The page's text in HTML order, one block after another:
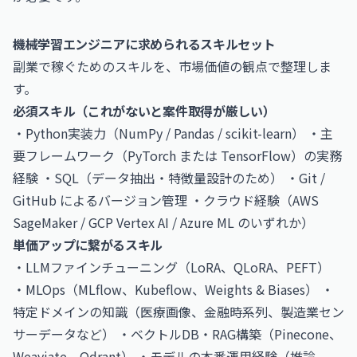
機械学習エンジニアに求められるスキルセット
副業で稼ぐためのスキルを、市場価値の観点で整理しま
す。
必須スキル（これがないと案件取得が厳しい）
・Python実装力（NumPy / Pandas / scikit-learn） ・主
要フレームワーク（PyTorch または TensorFlow）の実務
経験 ・SQL（データ抽出・特徴量設計のため） ・Git /
GitHub によるバージョン管理 ・クラウド経験（AWS
SageMaker / GCP Vertex AI / Azure ML のいずれか）
単価アップに繋がるスキル
・LLMファインチューニング（LoRA、QLoRA、PEFT）
・MLOps（MLflow、Kubeflow、Weights & Biases） ・
特定ドメインの知識（医療画像、金融時系列、製造業セン
サーデータなど） ・ベクトルDB・RAG構築（Pinecone、